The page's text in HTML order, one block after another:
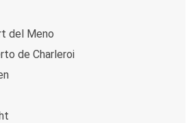
del Meno
de Charleroi